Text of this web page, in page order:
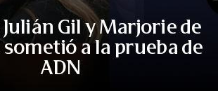
Julián Gil y Marjorie de
sometió a la prueba de
ADN